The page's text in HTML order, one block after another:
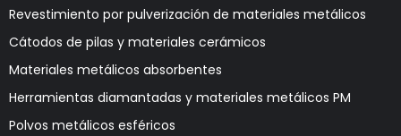
Revestimiento por pulverización de materiales metálicos
Cátodos de pilas y materiales cerámicos
Materiales metálicos absorbentes
Herramientas diamantadas y materiales metálicos PM
Polvos metálicos esféricos